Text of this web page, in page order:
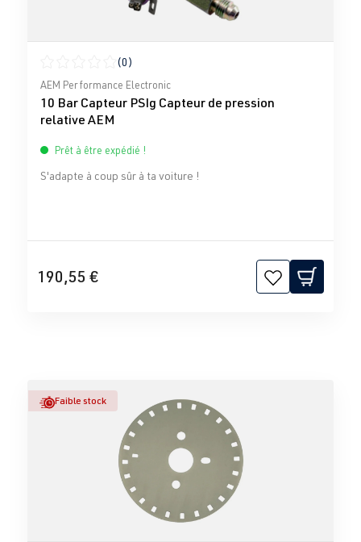
Note moyenne de 0 sur 5 étoiles
(0)
AEM Performance Electronic
10 Bar Capteur PSIg Capteur de pression
relative AEM
Prêt à être expédié !
S'adapte à coup sûr à ta voiture !
190,55 €
Faible stock